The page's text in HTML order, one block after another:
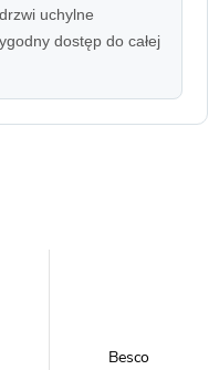
uchylne
dostęp do całej
Besco